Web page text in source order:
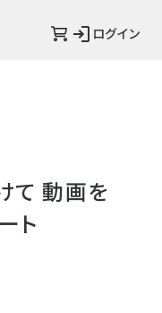
ログイン
て 動画を
ト